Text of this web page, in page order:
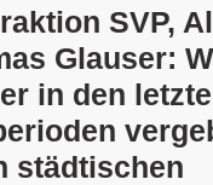
SVP,
Glauser:
in den
städtischen